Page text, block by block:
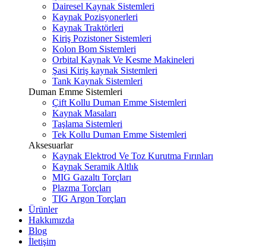
Dairesel Kaynak Sistemleri
Kaynak Pozisyonerleri
Kaynak Traktörleri
Kiriş Pozistoner Sistemleri
Kolon Bom Sistemleri
Orbital Kaynak Ve Kesme Makineleri
Şasi Kiriş kaynak Sistemleri
Tank Kaynak Sistemleri
Duman Emme Sistemleri
Çift Kollu Duman Emme Sistemleri
Kaynak Masaları
Taşlama Sistemleri
Tek Kollu Duman Emme Sistemleri
Aksesuarlar
Kaynak Elektrod Ve Toz Kurutma Fırınları
Kaynak Seramik Altlık
MIG Gazaltı Torçları
Plazma Torçları
TIG Argon Torçları
Ürünler
Hakkımızda
Blog
İletişim